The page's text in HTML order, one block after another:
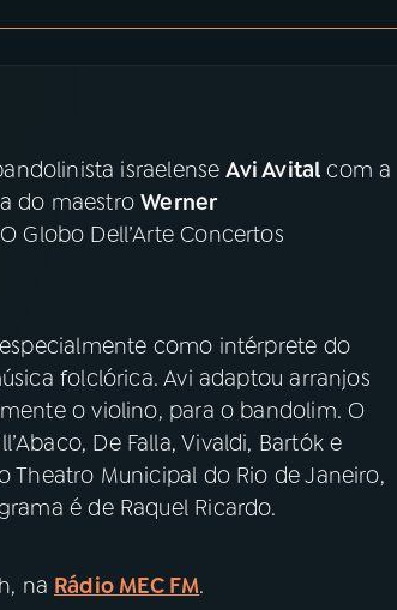
israelenseAvi Avital com a
do maestroWerner
Globo Dell’Arte Concertos
como intérprete do
folclórica. Avi adaptou arranjos
o violino, para o bandolim. O
De Falla, Vivaldi, Bartók e
Theatro Municipal do Rio de Janeiro,
é de Raquel Ricardo.
na Rádio MEC FM.